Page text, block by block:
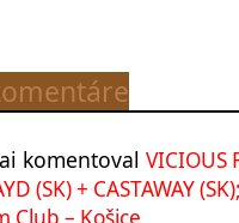
komentoval VICIOUS
(SK) + CASTAWAY